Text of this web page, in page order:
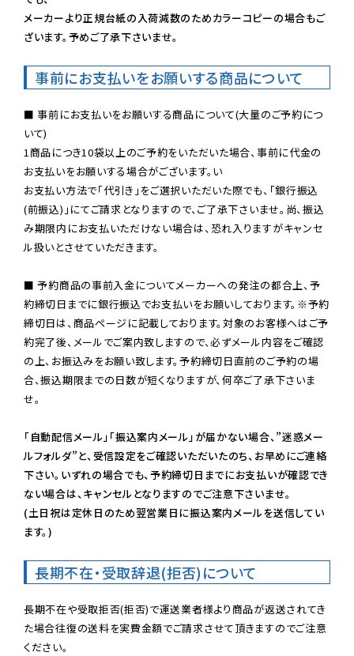
メーカーより正規台紙の入荷減数のためカラーコピーの場合もご
ざいます。予めご了承下さいませ。
事前にお支払いをお願いする商品について
■ 事前にお支払いをお願いする商品について(大量のご予約につ
いて)
1商品につき10袋以上のご予約をいただいた場合、事前に代金の
お支払いをお願いする場合がございます。い
お支払い方法で「代引き」をご選択いただいた際でも、「銀行振込
(前振込)」にてご請求となりますので、ご了承下さいませ。尚、振込
み期限内にお支払いただけない場合は、恐れ入りますがキャンセ
ル扱いとさせていただきます。
■ 予約商品の事前入金についてメーカーへの発注の都合上、予
約締切日までに銀行振込でお支払いをお願いしております。※予約
締切日は、商品ページに記載しております。対象のお客様へはご予
約完了後、メールでご案内致しますので、必ずメール内容をご確認
の上、お振込みをお願い致します。予約締切日直前のご予約の場
合、振込期限までの日数が短くなりますが、何卒ご了承下さいま
せ。
「自動配信メール」「振込案内メール」が届かない場合、”迷惑メー
ルフォルダ”と、受信設定をご確認いただいたのち、お早めにご連絡
下さい。いずれの場合でも、予約締切日までにお支払いが確認でき
ない場合は、キャンセルとなりますのでご注意下さいませ。
(土日祝は定休日のため翌営業日に振込案内メールを送信してい
ます。)
長期不在・受取辞退(拒否)について
長期不在や受取拒否(拒否)で運送業者様より商品が返送されてき
た場合往復の送料を実費金額でご請求させて頂きますのでご注意
ください。